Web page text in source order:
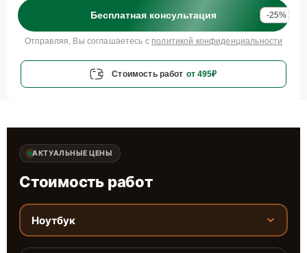
Бесплатная консультация -25%
Отправляя, Вы соглашаетесь с политикой конфиденциальности
Стоимость работ от 495₽
АКТУАЛЬНЫЕ ЦЕНЫ
Стоимость работ
Ноутбук